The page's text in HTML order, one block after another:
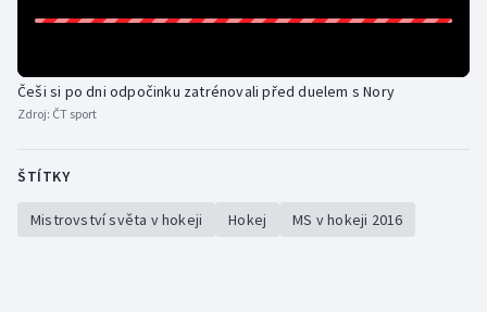
Češi si po dni odpočinku zatrénovali před duelem s Nory
Zdroj: ČT sport
ŠTÍTKY
Mistrovství světa v hokeji Hokej MS v hokeji 2016